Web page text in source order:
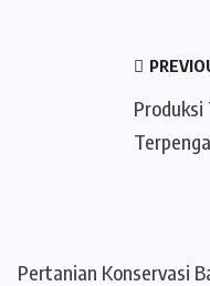
Produksi
Pertanian Konservasi